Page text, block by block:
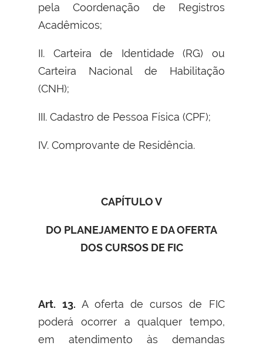
pela Coordenação de Registros
Acadêmicos;
II. Carteira de Identidade (RG) ou
Carteira Nacional de Habilitação
(CNH);
III. Cadastro de Pessoa Física (CPF);
IV. Comprovante de Residência.
CAPÍTULO V
DO PLANEJAMENTO E DA OFERTA
DOS CURSOS DE FIC
Art. 13. A oferta de cursos de FIC
poderá ocorrer a qualquer tempo,
em atendimento às demandas